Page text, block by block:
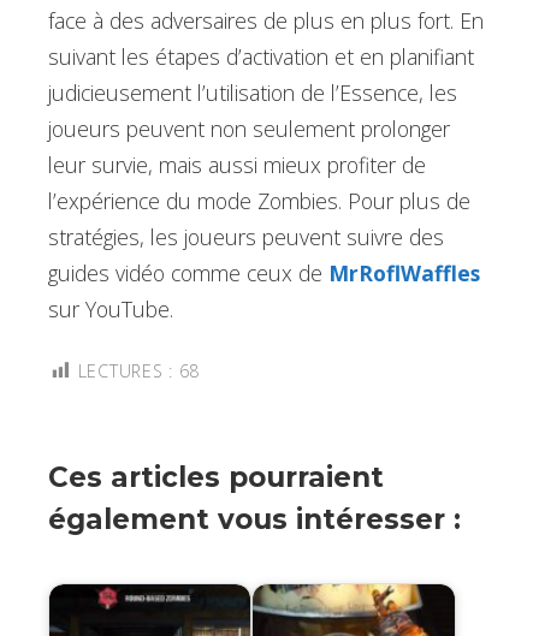
face à des adversaires de plus en plus fort. En
suivant les étapes d’activation et en planifiant
judicieusement l’utilisation de l’Essence, les
joueurs peuvent non seulement prolonger
leur survie, mais aussi mieux profiter de
l’expérience du mode Zombies. Pour plus de
stratégies, les joueurs peuvent suivre des
guides vidéo comme ceux de MrRoflWaffles
sur YouTube.
LECTURES : 68
Ces articles pourraient
également vous intéresser :